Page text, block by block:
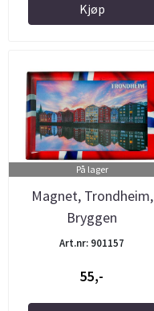
Kjøp
På lager
Magnet, Trondheim,
Bryggen
Art.nr: 901157
55,-